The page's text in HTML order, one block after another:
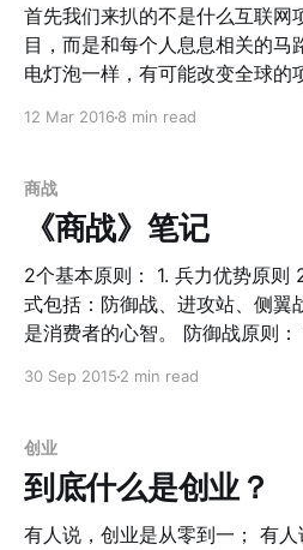
到通货膨胀等问题的情况下，投
对于这种领域，Make Money
远大于Scalability。 所以，对于细分领域，你可以选择
的成长，但千万不要盲目的扩张规模。 那什么领
走规模化的呢？ 1. 已经算清楚了CAC（用户获得成本）和
CLV（用户终身价值）。比如对
一个用户，就多一份营收
首先我们来扒的不是什么互联网
目，而是和每个人息息相关的马
电灯泡一样，有可能改变全球的项目。 太阳能
板。他们给出了计算，理论上全
可以产生3倍于现在消耗量的电能！ 这意味着什么？
仅仅是美国的马路都用上了这种
的电厂都关闭，它的发电量都可
用！ 当然，再脑洞一下，所有马路都能发电了之后，结合
无线充电技术，是不是所有的汽
路是这样的： 灰尘漫天，道路坑坑洼洼，修整一条路，连
太阳能马路采用六边形的可替换
料替换只需要几分钟！你没有看
痛苦的事情了。 更何况，也许全球的石油公司、修路公司
都得统统倒闭或者转型，因为整
12 Mar 2016 8 min read
商战
《商战》笔记
2个基本原则： 1. 兵力优势原则 2. 防御优势原则 战争形
式包括：防御战、进攻站、侧翼战、游击
是消费者的心智。 防御战原则： 1. 只有市场领导者才能
以封锁 进攻战原则： 1. 领导者位置的强势是重要的考量
3. 在尽可能狭窄的战线发起攻击 侧翼战原则： 1. 最佳的
侧翼行动应该在无争议地带进行 2. 战术奇袭应该成为计划
里的一个重要组成部分 3. 追击与进攻同等重要 游击战原
则： 1. 找一个细分市场，要小得足以守得住 2. 不管多成
30 Sep 2015 2 min read
创业
到底什么是创业？
有人说，创业是从零到一； 有人说，创业是实现自己的想